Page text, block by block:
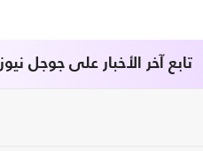
تابع آخر الأخبار على جوجل نيوز